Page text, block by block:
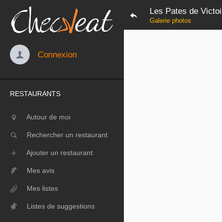
Les Pates de
Galerie photos
Connexion
RESTAURANTS
Autour de moi
Rechercher un restaurant
Ajouter un restaurant
Mes avis
Mes listes
Listes de suggestions